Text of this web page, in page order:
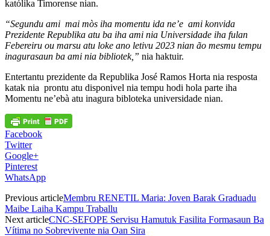
katólika Timorense nian.
“Segundu ami mai mòs iha momentu ida ne’e ami konvida
Prezidente Republika atu ba iha ami nia Universidade iha fulan
Febereiru ou marsu atu loke ano letivu 2023 nian ão mesmu tempu
inagurasaun ba ami nia bibliotek,” nia haktuir.
Entertantu prezidente da Republika José Ramos Horta nia resposta
katak nia prontu atu disponivel nia tempu hodi hola parte iha
Momentu ne’ebà atu inagura bibloteka universidade nian.
Facebook
Twitter
Google+
Pinterest
WhatsApp
Previous articleMembru RENETIL Maria: Joven Barak Graduadu
Maibe Laiha Kampu Traballu
Next articleCNC-SEFOPE Servisu Hamutuk Fasilita Formasaun Ba
Vítima no Sobrevivente nia Oan Sira